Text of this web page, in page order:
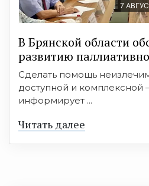
7
В Брянской области
развитию
Сделать помощь
доступной и комплексной
информирует ...
Читать далее